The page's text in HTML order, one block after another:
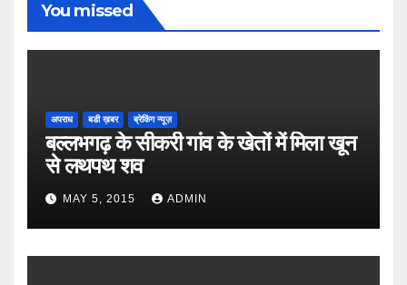
You missed
अपराध बडी ख़बर ब्रेकिंग न्यूज़
बल्लभगढ़ के सीकरी गांव के खेतों में मिला खून
से लथपथ शव
MAY 5, 2015 ADMIN